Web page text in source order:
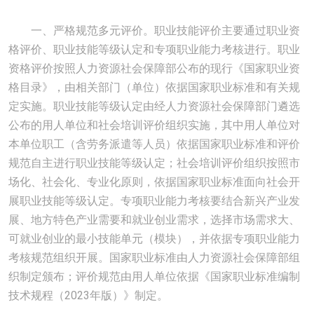
一、严格规范多元评价。职业技能评价主要通过职业资
格评价、职业技能等级认定和专项职业能力考核进行。职业
资格评价按照人力资源社会保障部公布的现行《国家职业资
格目录》，由相关部门（单位）依据国家职业标准和有关规
定实施。职业技能等级认定由经人力资源社会保障部门遴选
公布的用人单位和社会培训评价组织实施，其中用人单位对
本单位职工（含劳务派遣等人员）依据国家职业标准和评价
规范自主进行职业技能等级认定；社会培训评价组织按照市
场化、社会化、专业化原则，依据国家职业标准面向社会开
展职业技能等级认定。专项职业能力考核要结合新兴产业发
展、地方特色产业需要和就业创业需求，选择市场需求大、
可就业创业的最小技能单元（模块），并依据专项职业能力
考核规范组织开展。国家职业标准由人力资源社会保障部组
织制定颁布；评价规范由用人单位依据《国家职业标准编制
技术规程（2023年版）》制定。